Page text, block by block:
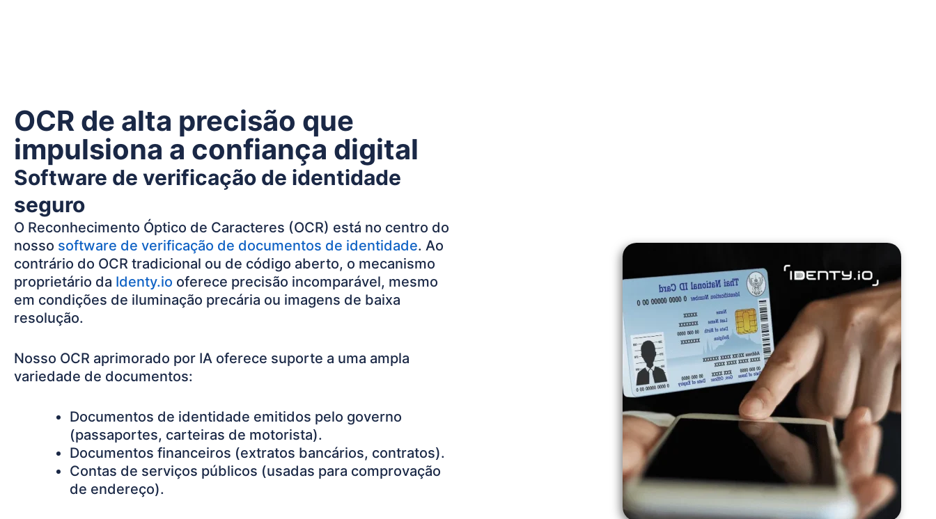
OCR de alta precisão que
impulsiona a confiança digital
Software de verificação de identidade
seguro
O Reconhecimento Óptico de Caracteres (OCR) está no centro do
nosso software de verificação de documentos de identidade. Ao
contrário do OCR tradicional ou de código aberto, o mecanismo
proprietário da Identy.io oferece precisão incomparável, mesmo
em condições de iluminação precária ou imagens de baixa
resolução.
Nosso OCR aprimorado por IA oferece suporte a uma ampla
variedade de documentos:
Documentos de identidade emitidos pelo governo
(passaportes, carteiras de motorista).
Documentos financeiros (extratos bancários, contratos).
Contas de serviços públicos (usadas para comprovação
de endereço).